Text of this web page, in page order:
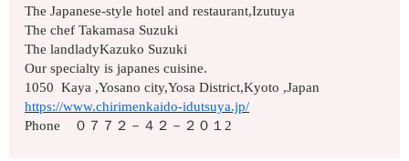
The Japanese-style hotel and restaurant,Izutuya
The chef Takamasa Suzuki
The landladyKazuko Suzuki
Our specialty is japanes cuisine.
1050 Kaya ,Yosano city,Yosa District,Kyoto ,Japan
https://www.chirimenkaido-idutsuya.jp/
Phone ０７７２－４２－２０１2